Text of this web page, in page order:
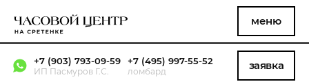
меню
+7 (903) 793-09-59
ИП Пасмуров Г.С.
+7 (495) 997-55-52
ломбард заявка